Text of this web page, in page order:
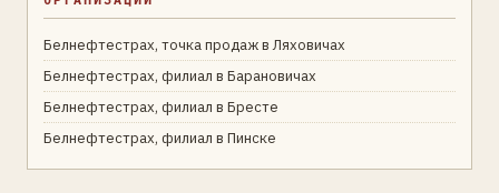
Белнефтестрах, точка продаж в Ляховичах
Белнефтестрах, филиал в Барановичах
Белнефтестрах, филиал в Бресте
Белнефтестрах, филиал в Пинске